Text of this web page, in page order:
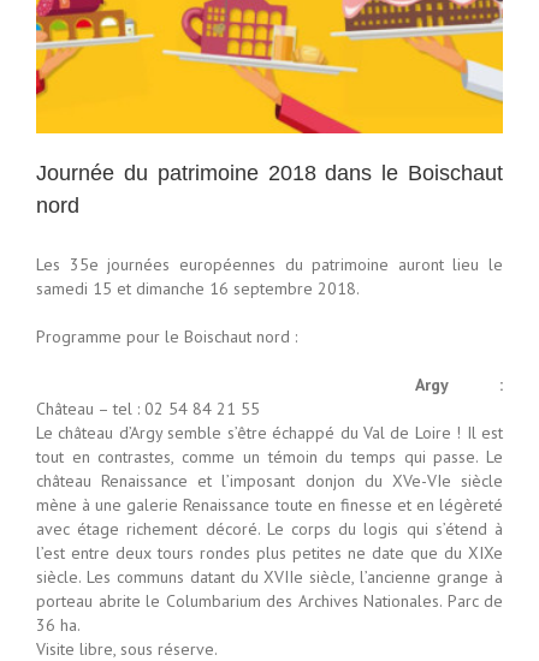
Journée du patrimoine 2018 dans le Boischaut
nord
Les 35e journées européennes du patrimoine auront lieu le
samedi 15 et dimanche 16 septembre 2018.
Programme pour le Boischaut nord :
Argy :
Château – tel : 02 54 84 21 55
Le château d’Argy semble s’être échappé du Val de Loire ! Il est
tout en contrastes, comme un témoin du temps qui passe. Le
château Renaissance et l’imposant donjon du XVe-VIe siècle
mène à une galerie Renaissance toute en finesse et en légèreté
avec étage richement décoré. Le corps du logis qui s’étend à
l’est entre deux tours rondes plus petites ne date que du XIXe
siècle. Les communs datant du XVIIe siècle, l’ancienne grange à
porteau abrite le Columbarium des Archives Nationales. Parc de
36 ha.
Visite libre, sous réserve.